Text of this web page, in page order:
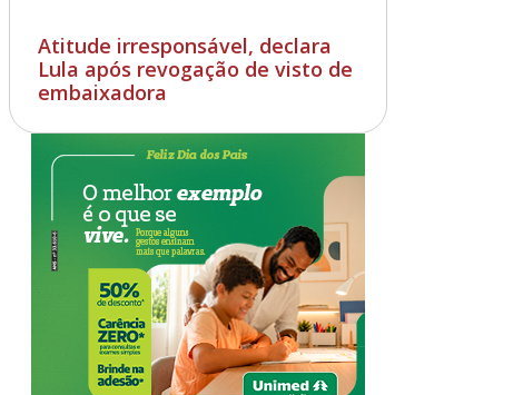
Atitude irresponsável, declara
Lula após revogação de visto de
embaixadora